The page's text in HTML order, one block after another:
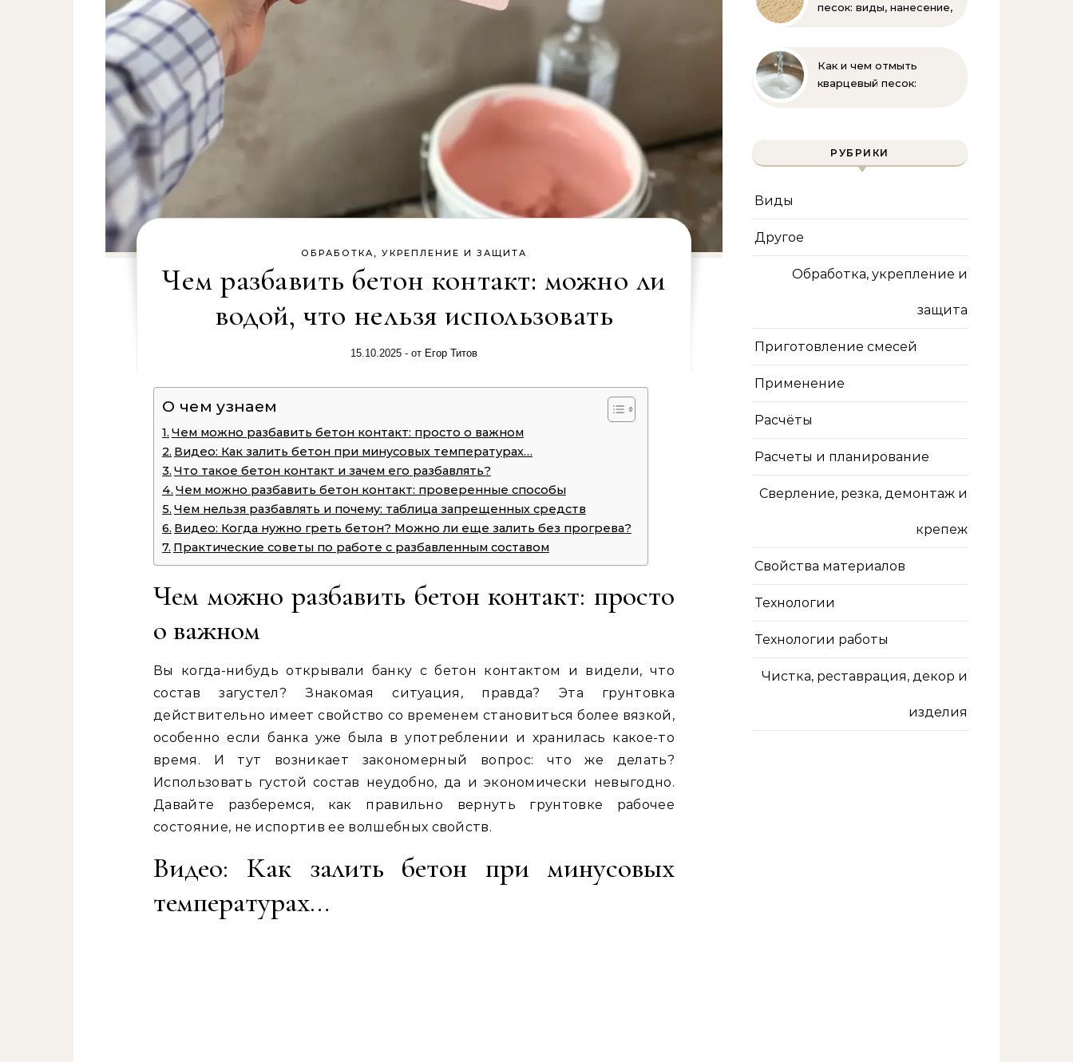
ОБРАБОТКА, УКРЕПЛЕНИЕ И ЗАЩИТА
Чем разбавить бетон контакт: можно ли
водой, что нельзя использовать
15.10.2025 - от Егор Титов
О чем узнаем
Чем можно разбавить бетон контакт: просто о важном
Видео: Как залить бетон при минусовых температурах…
Что такое бетон контакт и зачем его разбавлять?
Чем можно разбавить бетон контакт: проверенные способы
Чем нельзя разбавлять и почему: таблица запрещенных средств
Видео: Когда нужно греть бетон? Можно ли еще залить без прогрева?
Практические советы по работе с разбавленным составом
Чем можно разбавить бетон контакт: просто
о важном
Вы когда-нибудь открывали банку с бетон контактом и видели, что
состав загустел? Знакомая ситуация, правда? Эта грунтовка
действительно имеет свойство со временем становиться более вязкой,
особенно если банка уже была в употреблении и хранилась какое-то
время. И тут возникает закономерный вопрос: что же делать?
Использовать густой состав неудобно, да и экономически невыгодно.
Давайте разберемся, как правильно вернуть грунтовке рабочее
состояние, не испортив ее волшебных свойств.
Видео: Как залить бетон при минусовых
температурах…
песок: виды, нанесение,
Как и чем отмыть
кварцевый песок:
РУБРИКИ
Виды
Другое
Обработка, укрепление и
защита
Приготовление смесей
Применение
Расчёты
Расчеты и планирование
Сверление, резка, демонтаж и
крепеж
Свойства материалов
Технологии
Технологии работы
Чистка, реставрация, декор и
изделия